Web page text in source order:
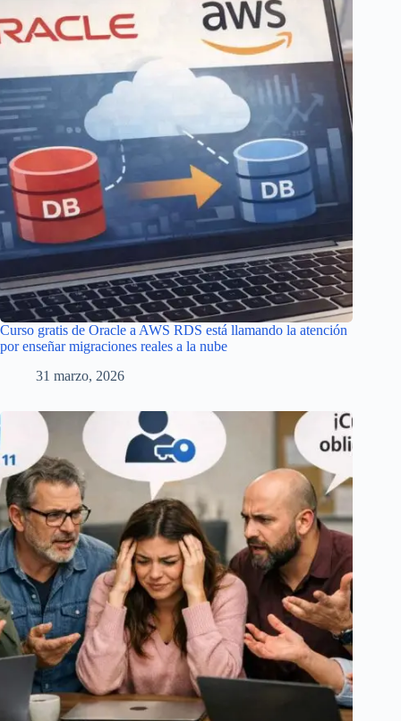
Curso gratis de Oracle a AWS RDS está llamando la atención
por enseñar migraciones reales a la nube
31 marzo, 2026